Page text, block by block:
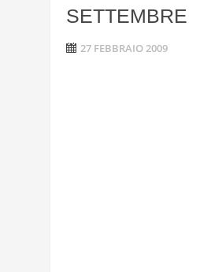
SETTEMBRE
27 FEBBRAIO 2009